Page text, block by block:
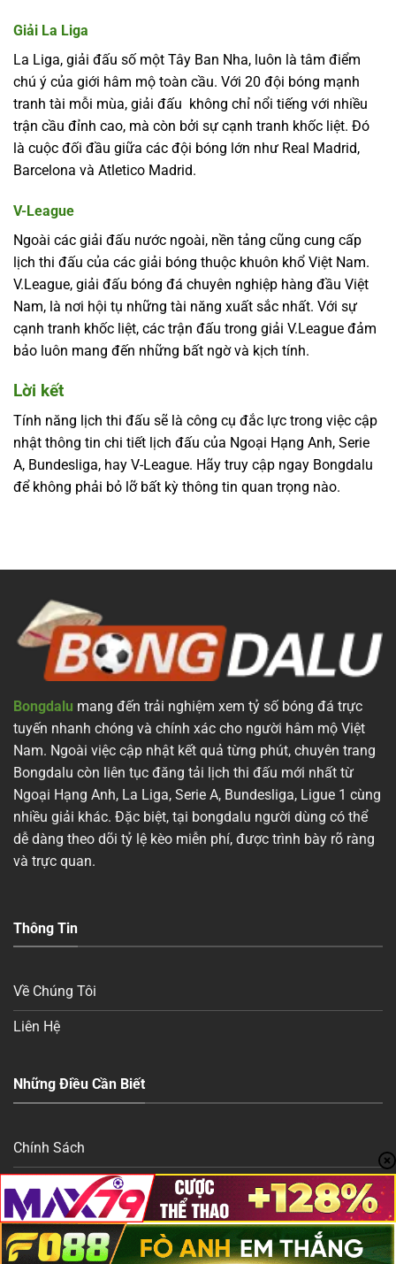
Giải La Liga
La Liga, giải đấu số một Tây Ban Nha, luôn là tâm điểm
chú ý của giới hâm mộ toàn cầu. Với 20 đội bóng mạnh
tranh tài mỗi mùa, giải đấu không chỉ nổi tiếng với nhiều
trận cầu đỉnh cao, mà còn bởi sự cạnh tranh khốc liệt. Đó
là cuộc đối đầu giữa các đội bóng lớn như Real Madrid,
Barcelona và Atletico Madrid.
V-League
Ngoài các giải đấu nước ngoài, nền tảng cũng cung cấp
lịch thi đấu của các giải bóng thuộc khuôn khổ Việt Nam.
V.League, giải đấu bóng đá chuyên nghiệp hàng đầu Việt
Nam, là nơi hội tụ những tài năng xuất sắc nhất. Với sự
cạnh tranh khốc liệt, các trận đấu trong giải V.League đảm
bảo luôn mang đến những bất ngờ và kịch tính.
Lời kết
Tính năng lịch thi đấu sẽ là công cụ đắc lực trong việc cập
nhật thông tin chi tiết lịch đấu của Ngoại Hạng Anh, Serie
A, Bundesliga, hay V-League. Hãy truy cập ngay Bongdalu
để không phải bỏ lỡ bất kỳ thông tin quan trọng nào.
Bongdalu mang đến trải nghiệm xem tỷ số bóng đá trực
tuyến nhanh chóng và chính xác cho người hâm mộ Việt
Nam. Ngoài việc cập nhật kết quả từng phút, chuyên trang
Bongdalu còn liên tục đăng tải lịch thi đấu mới nhất từ
Ngoại Hạng Anh, La Liga, Serie A, Bundesliga, Ligue 1 cùng
nhiều giải khác. Đặc biệt, tại bongdalu người dùng có thể
dễ dàng theo dõi tỷ lệ kèo miễn phí, được trình bày rõ ràng
và trực quan.
Thông Tin
Về Chúng Tôi
Liên Hệ
Những Điều Cần Biết
Chính Sách
Bảo Mật
Điều Khoản
Tuyên Bố